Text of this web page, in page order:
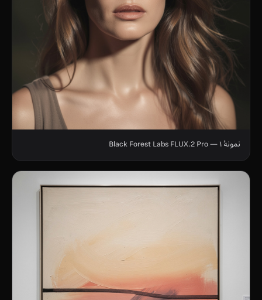
نمونهٔ ۱ — Black Forest Labs FLUX.2 Pro